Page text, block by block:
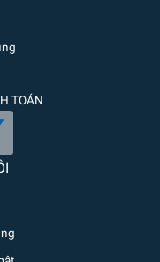
TOÁN